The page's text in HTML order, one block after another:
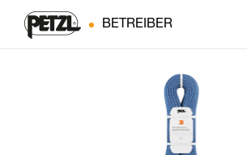
BETREIBER